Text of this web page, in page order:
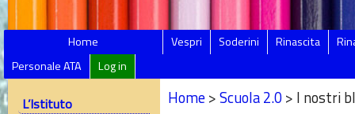
Home Vespri Soderini Rinascita
Personale ATA
Log in
L’Istituto Home>Scuola 2.0> I nostri